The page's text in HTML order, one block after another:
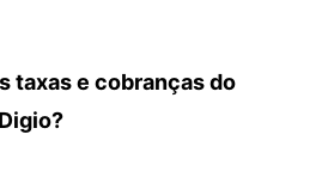
taxas e cobranças do